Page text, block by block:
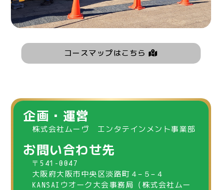
コースマップはこちら
企画・運営
株式会社ムーヴ エンタテインメント事業部
お問い合わせ先
〒541-0047
大阪府大阪市中央区淡路町４−５−４
KANSAIウオーク大会事務局（株式会社ムー